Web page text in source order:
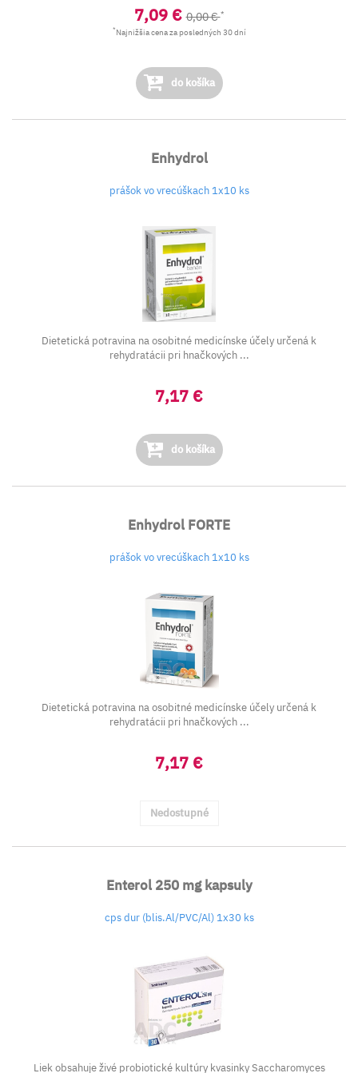
7,09 €0,00 €*
* Najnižšia cena za posledných 30 dní
do košíka
Enhydrol
prášok vo vrecúškach 1x10 ks
Dietetická potravina na osobitné medicínske účely určená k
rehydratácii pri hnačkových ...
7,17 €
do košíka
Enhydrol FORTE
prášok vo vrecúškach 1x10 ks
Dietetická potravina na osobitné medicínske účely určená k
rehydratácii pri hnačkových ...
7,17 €
Nedostupné
Enterol 250 mg kapsuly
cps dur (blis.Al/PVC/Al) 1x30 ks
Liek obsahuje živé probiotické kultúry kvasinkySaccharomyces